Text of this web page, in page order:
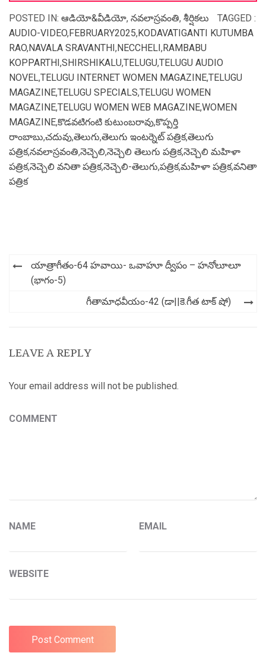
POSTED IN: ఆడియో&వీడియో, నవలాస్రవంతి, శీర్షికలు
TAGGED :
AUDIO-VIDEO,FEBRUARY2025,KODAVATIGANTI KUTUMBA
RAO,NAVALA SRAVANTHI,NECCHELI,RAMBABU
KOPPARTHI,SHIRSHIKALU,TELUGU,TELUGU AUDIO
NOVEL,TELUGU INTERNET WOMEN MAGAZINE,TELUGU
MAGAZINE,TELUGU SPECIALS,TELUGU WOMEN
MAGAZINE,TELUGU WOMEN WEB MAGAZINE,WOMEN
MAGAZINE,కొడవటిగంటి కుటుంబరావు,కొప్పర్తి
రాంబాబు,చదువు,తెలుగు,తెలుగు ఇంటర్నెట్ పత్రిక,తెలుగు
పత్రిక,నవలాస్రవంతి,నెచ్చెలి,నెచ్చెలి తెలుగు పత్రిక,నెచ్చెలి మహిళా
పత్రిక,నెచ్చెలి వనితా పత్రిక,నెచ్చెలి-తెలుగు,పత్రిక,మహిళా పత్రిక,వనితా
పత్రిక
Post
navigation
యాత్రాగీతం-64 హవాయి- ఒవాహూ ద్వీపం – హనోలూలూ
(భాగం-5)
గీతామాధవీయం-42 (డా||కె.గీత టాక్ షో)
LEAVE A REPLY
Your email address will not be published.
COMMENT
NAME EMAIL
WEBSITE